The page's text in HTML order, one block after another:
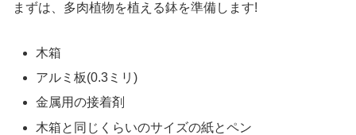
まずは、多肉植物を植える鉢を準備します!
木箱
アルミ板(0.3ミリ)
金属用の接着剤
木箱と同じくらいのサイズの紙とペン